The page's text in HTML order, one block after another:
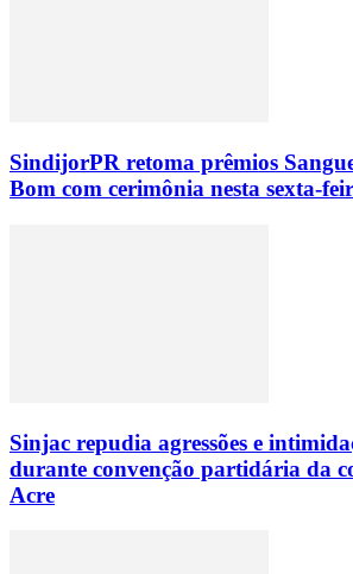
SindijorPR retoma prêmios
Bom com cerimônia nesta sexta-
Sinjac repudia agressões e
durante convenção partidária da
Acre